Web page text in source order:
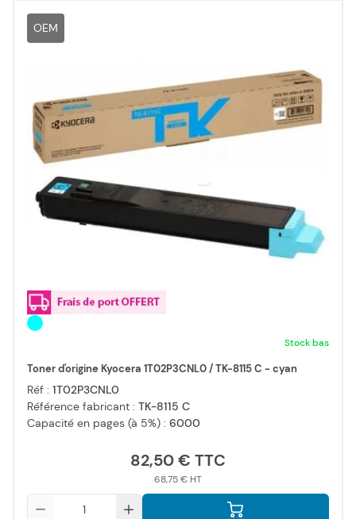
OEM
Stock bas
Toner d'origine Kyocera 1T02P3CNL0 / TK-8115 C - cyan
Réf : 1T02P3CNL0
Référence fabricant : TK-8115 C
Capacité en pages (à 5%) : 6000
82,50 €
68,75 €